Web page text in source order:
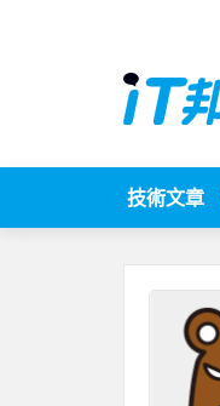
技術文章